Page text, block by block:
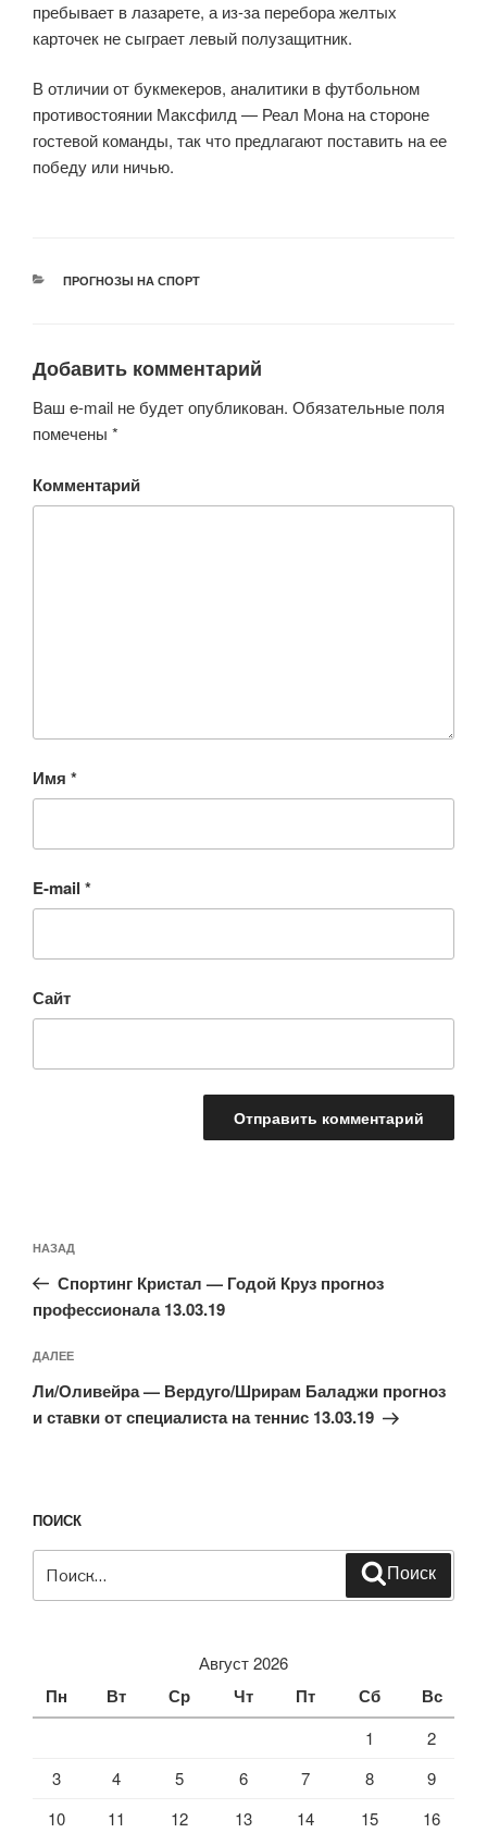
пребывает в лазарете, а из-за перебора желтых
карточек не сыграет левый полузащитник.
В отличии от букмекеров, аналитики в футбольном
противостоянии Максфилд — Реал Мона на стороне
гостевой команды, так что предлагают поставить на ее
победу или ничью.
РУБРИКИ
ПРОГНОЗЫ НА СПОРТ
Добавить комментарий
Ваш e-mail не будет опубликован. Обязательные поля
помечены *
Комментарий
Имя *
E-mail *
Сайт
по
записям
Предыдущая
запись:
НАЗАД
Спортинг Кристал — Годой Круз прогноз
профессионала 13.03.19
Следующая
запись
ДАЛЕЕ
Ли/Оливейра — Вердуго/Шрирам Баладжи прогноз
и ставки от специалиста на теннис 13.03.19
ПОИСК
Поиск
Август 2026
Пн Вт Ср Чт Пт Сб Вс
1
2
3
4 5 6 7 8
9
10
11 12 13 14 15
16